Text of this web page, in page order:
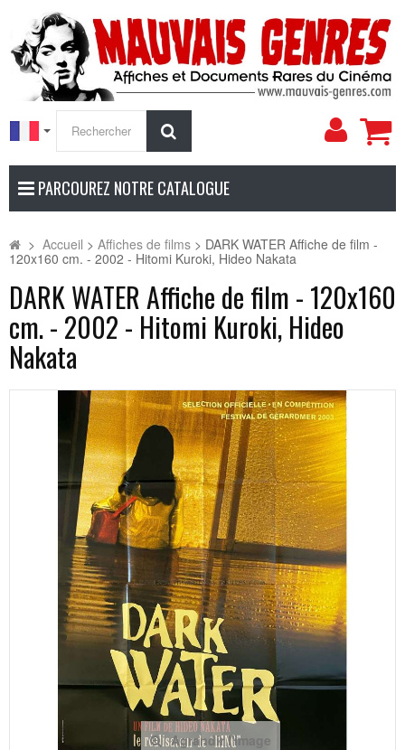
Mon
PARCOUREZ NOTRE CATALOGUE
> Accueil > Affiches de films > DARK WATER Affiche de film -
120x160 cm. - 2002 - Hitomi Kuroki, Hideo Nakata
DARK WATER Affiche de film - 120x160
cm. - 2002 - Hitomi Kuroki, Hideo
Nakata
Agrandir l'image